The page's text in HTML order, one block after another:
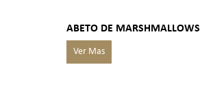
ABETO DE MARSHMALLOWS